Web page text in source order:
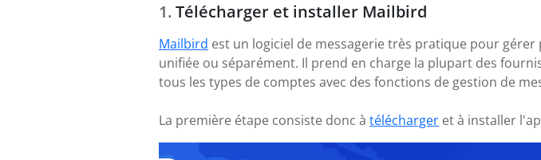
Télécharger et installer Mailbird
Mailbird est un logiciel de messagerie très pratique pour
unifiée ou séparément. Il prend en charge la plupart des
tous les types de comptes avec des fonctions de gestion de
La première étape consiste donc à télécharger et à installer